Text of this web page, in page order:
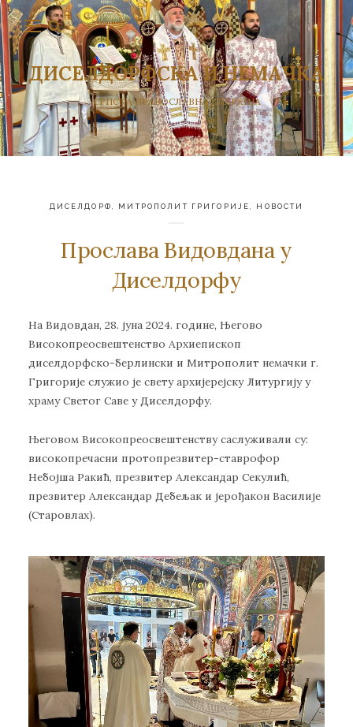
ДИСЕЛДОРФСКА И НЕМАЧКА
СРПСКА ПРАВОСЛАВНА ЕПАРХИЈА
ДИСЕЛДОРФ МИТРОПОЛИТ ГРИГОРИЈЕ НОВОСТИ
Прослава Видовдана у
Диселдорфу
На Видовдан, 28. јуна 2024. године, Његово
Високопреосвештенство Архиепископ
диселдорфско-берлински и Митрополит немачки г.
Григорије служио је свету архијерејску Литургију у
храму Светог Саве у Диселдорфу.
Његовом Високопреосвештенству саслуживали су:
високопречасни протопрезвитер-ставрофор
Небојша Ракић, презвитер Александар Секулић,
презвитер Александар Дебељак и јерођакон Василије
(Старовлах).